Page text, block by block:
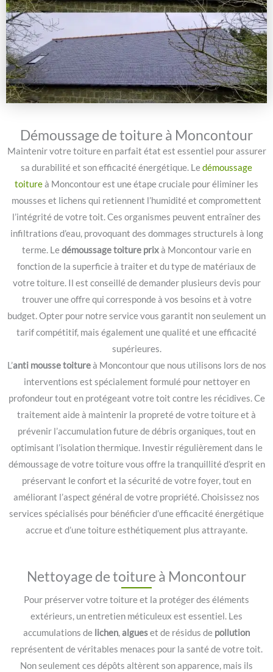
Démoussage de toiture à Moncontour
Maintenir votre toiture en parfait état est essentiel pour assurer
sa durabilité et son efficacité énergétique. Ledémoussage
toitureà Moncontour est une étape cruciale pour éliminer les
mousses et lichens qui retiennent l’humidité et compromettent
l’intégrité de votre toit. Ces organismes peuvent entraîner des
infiltrations d’eau, provoquant des dommages structurels à long
terme. Ledémoussage toiture prixà Moncontour varie en
fonction de la superficie à traiter et du type de matériaux de
votre toiture. Il est conseillé de demander plusieurs devis pour
trouver une offre qui corresponde à vos besoins et à votre
budget. Opter pour notre service vous garantit non seulement un
tarif compétitif, mais également une qualité et une efficacité
supérieures.
L’anti mousse toitureà Moncontour que nous utilisons lors de nos
interventions est spécialement formulé pour nettoyer en
profondeur tout en protégeant votre toit contre les récidives. Ce
traitement aide à maintenir la propreté de votre toiture et à
prévenir l’accumulation future de débris organiques, tout en
optimisant l’isolation thermique. Investir régulièrement dans le
démoussage de votre toiture vous offre la tranquillité d’esprit en
préservant le confort et la sécurité de votre foyer, tout en
améliorant l’aspect général de votre propriété. Choisissez nos
services spécialisés pour bénéficier d’une efficacité énergétique
accrue et d’une toiture esthétiquement plus attrayante.
Nettoyage de toiture à Moncontour
Pour préserver votre toiture et la protéger des éléments
extérieurs, un entretien méticuleux est essentiel. Les
accumulations de lichen,algueset de résidus de pollution
représentent de véritables menaces pour la santé de votre toit.
Non seulement ces dépôts altèrent son apparence, mais ils